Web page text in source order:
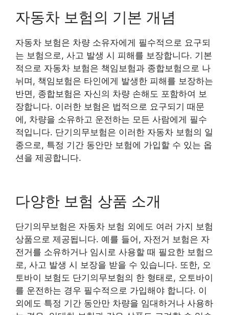
자동차 보험의 기본 개념
자동차 보험은 차량 소유자에게 필수적으로 요구되
는 보험으로, 사고 발생 시 피해를 보장합니다. 기본
적으로 자동차 보험은 책임보험과 종합보험으로 나
뉘며, 책임보험은 타인에게 발생한 피해를 보장하는
반면, 종합보험은 자신의 차량 손해도 포함하여 보
장합니다. 이러한 보험은 법적으로 요구되기 때문
에, 차량을 소유하고 운전하는 모든 사람에게 필수
적입니다. 단기의무보험은 이러한 자동차 보험의 일
종으로, 특정 기간 동안만 보험에 가입할 수 있는 옵
션을 제공합니다.
다양한 보험 상품 소개
단기의무보험은 자동차 보험 외에도 여러 가지 보험
상품으로 제공됩니다. 예를 들어, 자전거 보험은 자
전거를 소유하거나 임시로 사용할 때 필요한 보험으
로, 사고 발생 시 보장을 받을 수 있습니다. 또한, 오
토바이 보험도 단기의무보험의 한 형태로, 오토바이
를 운전하는 경우 필수적으로 가입해야 합니다. 이
외에도 특정 기간 동안만 차량을 임대하거나 사용하